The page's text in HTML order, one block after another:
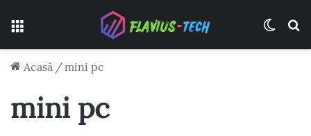
Acasă /mini pc
mini pc